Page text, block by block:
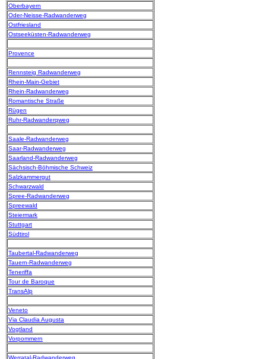
Oberbayern
Oder-Neisse-Radwanderweg
Ostfriesland
Ostseeküsten-Radwanderweg
Provence
Rennsteig Radwanderweg
Rhein-Main-Gebiet
Rhein-Radwanderweg
Romantische Straße
Rügen
Ruhr-Radwanderqweg
Saale-Radwanderweg
Saar-Radwanderweg
Saarland-Radwanderweg
Sächsisch-Böhmische Schweiz
Salzkammergut
Schwarzwald
Spree-Radwanderweg
Spreewald
Steiermark
Stuttgart
Südtirol
Taubertal-Radwanderweg
Tauern-Radwanderweg
Teneriffa
Tour de Baroque
TransAlp
Veneto
Via Claudia Augusta
Vogtland
Vorpommern
Werratal-Radwanderweg